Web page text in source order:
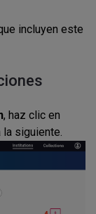
incluyen este
, haz clic en
la siguiente.